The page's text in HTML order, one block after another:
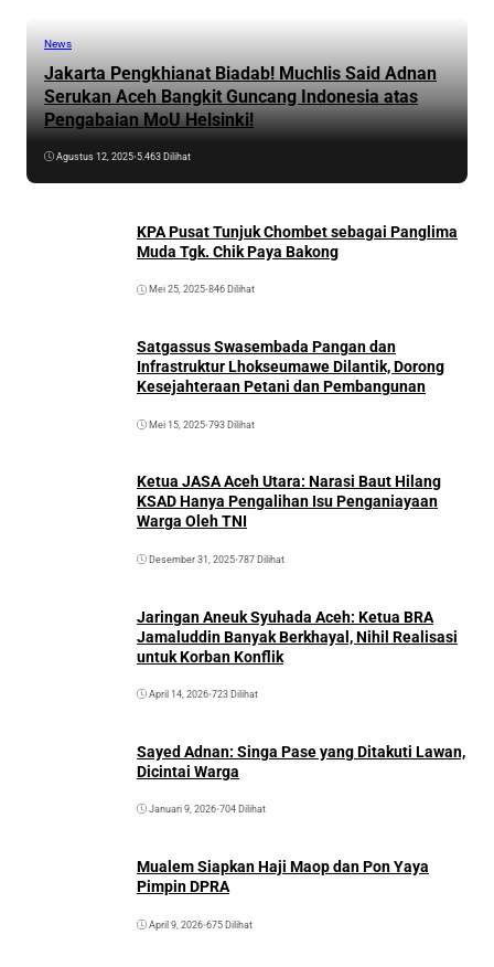
News
Jakarta Pengkhianat Biadab! Muchlis Said Adnan
Serukan Aceh Bangkit Guncang Indonesia atas
Pengabaian MoU Helsinki!
Agustus 12, 2025•5.463 Dilihat
KPA Pusat Tunjuk Chombet sebagai Panglima
Muda Tgk. Chik Paya Bakong
Mei 25, 2025•846 Dilihat
Satgassus Swasembada Pangan dan
Infrastruktur Lhokseumawe Dilantik, Dorong
Kesejahteraan Petani dan Pembangunan
Mei 15, 2025•793 Dilihat
Ketua JASA Aceh Utara: Narasi Baut Hilang
KSAD Hanya Pengalihan Isu Penganiayaan
Warga Oleh TNI
Desember 31, 2025•787 Dilihat
Jaringan Aneuk Syuhada Aceh: Ketua BRA
Jamaluddin Banyak Berkhayal, Nihil Realisasi
untuk Korban Konflik
April 14, 2026•723 Dilihat
Sayed Adnan: Singa Pase yang Ditakuti Lawan,
Dicintai Warga
Januari 9, 2026•704 Dilihat
Mualem Siapkan Haji Maop dan Pon Yaya
Pimpin DPRA
April 9, 2026•675 Dilihat